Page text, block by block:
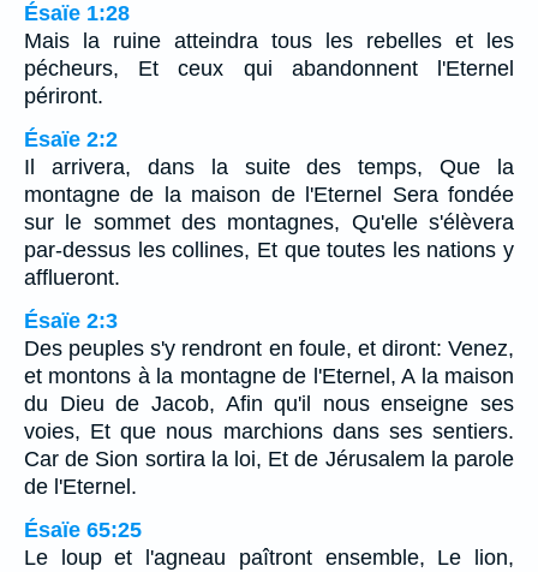
Ésaïe 1:28
Mais la ruine atteindra tous les rebelles et les
pécheurs, Et ceux qui abandonnent l'Eternel
périront.
Ésaïe 2:2
Il arrivera, dans la suite des temps, Que la
montagne de la maison de l'Eternel Sera fondée
sur le sommet des montagnes, Qu'elle s'élèvera
par-dessus les collines, Et que toutes les nations y
afflueront.
Ésaïe 2:3
Des peuples s'y rendront en foule, et diront: Venez,
et montons à la montagne de l'Eternel, A la maison
du Dieu de Jacob, Afin qu'il nous enseigne ses
voies, Et que nous marchions dans ses sentiers.
Car de Sion sortira la loi, Et de Jérusalem la parole
de l'Eternel.
Ésaïe 65:25
Le loup et l'agneau paîtront ensemble, Le lion,